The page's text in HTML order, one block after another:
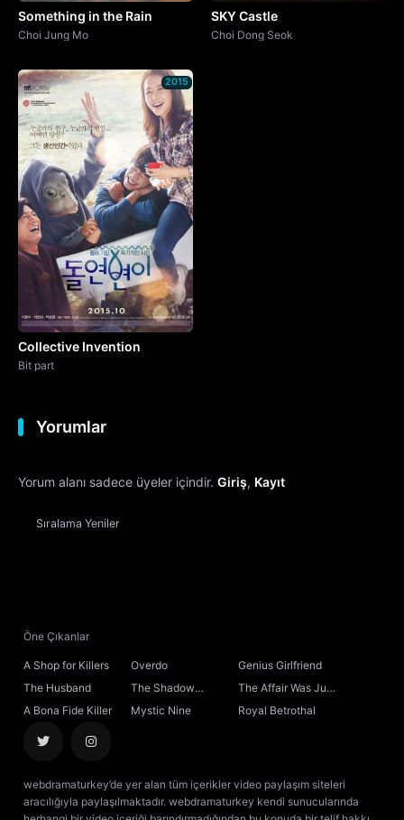
Something in the Rain
Choi Jung Mo
SKY Castle
Choi Dong Seok
2015
Collective Invention
Bit part
Yorumlar
Yorum alanı sadece üyeler içindir. Giriş, Kayıt
Sıralama Yeniler
Öne Çıkanlar
A Shop for Killers Overdo
Genius Girlfriend
The Husband
The Shadow
Sovereign
The Affair Was Just
the Beginning
A Bona Fide Killer Mystic Nine Royal Betrothal
webdramaturkey’de yer alan tüm içerikler video paylaşım siteleri
aracılığıyla paylaşılmaktadır. webdramaturkey kendi sunucularında